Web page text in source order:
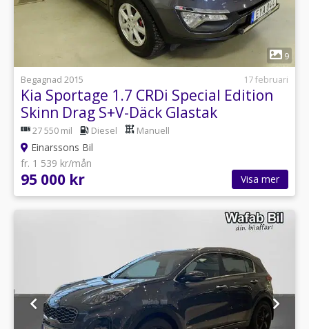
1
9
Begagnad 2015
17 februari
Kia Sportage 1.7 CRDi Special Edition
Skinn Drag S+V-Däck Glastak
27 550 mil Diesel Manuell
Einarssons Bil
fr. 1 539 kr/mån
95 000 kr Visa mer